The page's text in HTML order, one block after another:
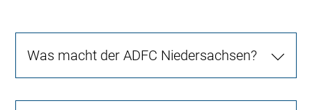
Was macht der ADFC Niedersachsen?